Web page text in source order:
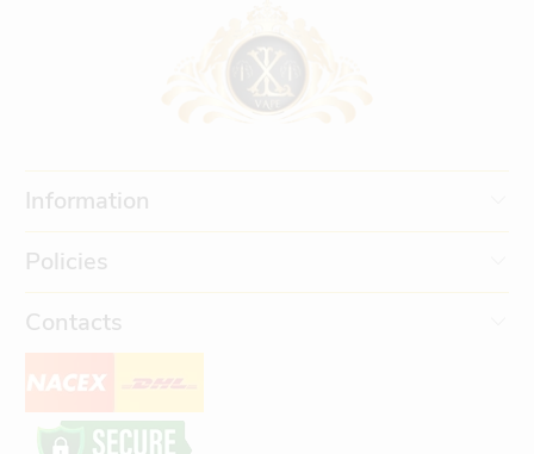
Information
Policies
Contacts